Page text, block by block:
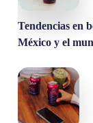
Tendencias en
México y el